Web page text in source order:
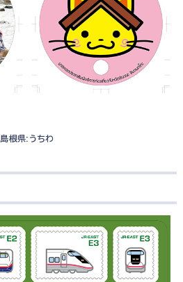
島根県:うちわ